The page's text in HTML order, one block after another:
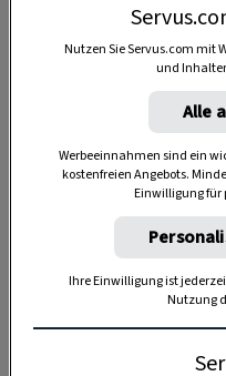
Nutzen Sie Servus.com mit
und
Alle
Werbeeinnahmen sind ein
kostenfreien Angebots.
Einwilligung für
Ihre Einwilligung ist
Nutzung